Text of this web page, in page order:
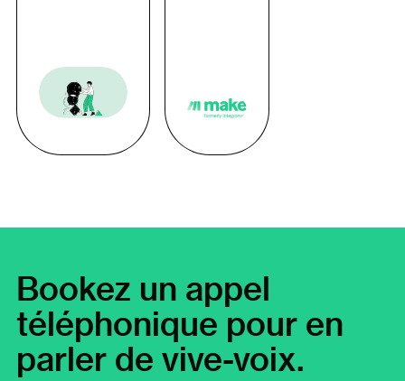
Bookez un appel
téléphonique pour en
parler de vive-voix.